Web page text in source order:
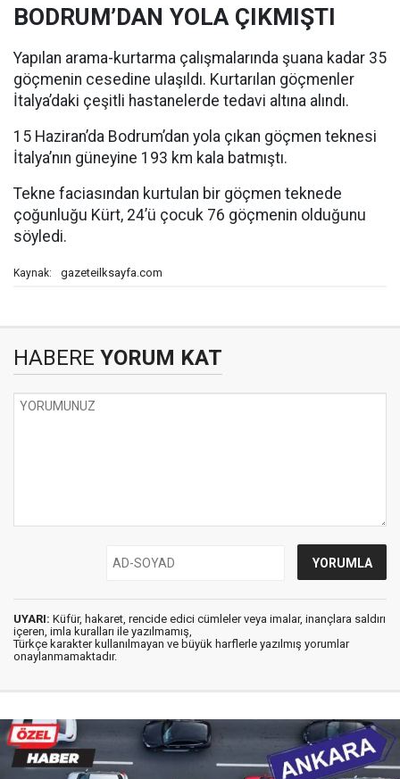
BODRUM’DAN YOLA ÇIKMIŞTI
Yapılan arama-kurtarma çalışmalarında şuana kadar 35
göçmenin cesedine ulaşıldı. Kurtarılan göçmenler
İtalya’daki çeşitli hastanelerde tedavi altına alındı.
15 Haziran’da Bodrum’dan yola çıkan göçmen teknesi
İtalya’nın güneyine 193 km kala batmıştı.
Tekne faciasından kurtulan bir göçmen teknede
çoğunluğu Kürt, 24’ü çocuk 76 göçmenin olduğunu
söyledi.
Kaynak: gazeteilksayfa.com
HABERE YORUM KAT
UYARI: Küfür, hakaret, rencide edici cümleler veya imalar, inançlara saldırı
içeren, imla kuralları ile yazılmamış,
Türkçe karakter kullanılmayan ve büyük harflerle yazılmış yorumlar
onaylanmamaktadır.